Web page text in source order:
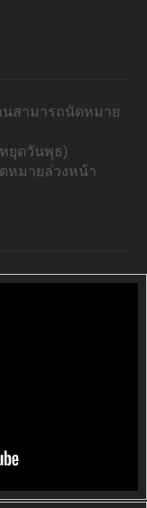
นสามารถนัดหมาย
หยุดวันพุธ)
หมายล่วงหน้า